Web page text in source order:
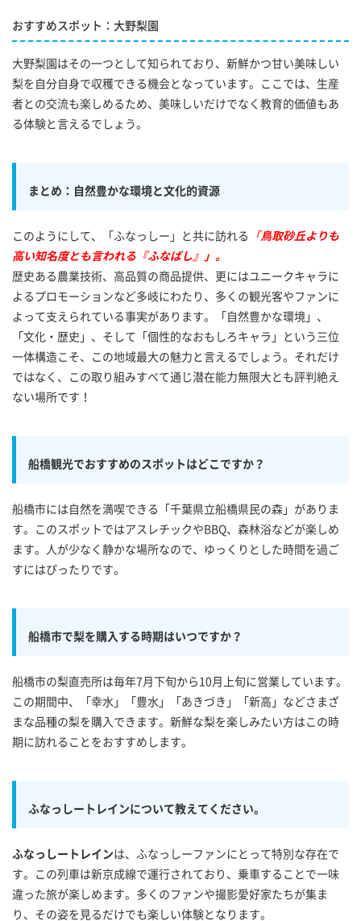
おすすめスポット：大野梨園
大野梨園はその一つとして知られており、新鮮かつ甘い美味しい
梨を自分自身で収穫できる機会となっています。ここでは、生産
者との交流も楽しめるため、美味しいだけでなく教育的価値もあ
る体験と言えるでしょう。
まとめ：自然豊かな環境と文化的資源
このようにして、「ふなっしー」と共に訪れる 「鳥取砂丘よりも
高い知名度とも言われる『ふなばし』」。
歴史ある農業技術、高品質の商品提供、更にはユニークキャラに
よるプロモーションなど多岐にわたり、多くの観光客やファンに
よって支えられている事実があります。「自然豊かな環境」、
「文化・歴史」、そして「個性的なおもしろキャラ」という三位
一体構造こそ、この地域最大の魅力と言えるでしょう。それだけ
ではなく、この取り組みすべて通じ潜在能力無限大とも評判絶え
ない場所です！
船橋観光でおすすめのスポットはどこですか？
船橋市には自然を満喫できる「千葉県立船橋県民の森」がありま
す。このスポットではアスレチックやBBQ、森林浴などが楽しめ
ます。人が少なく静かな場所なので、ゆっくりとした時間を過ご
すにはぴったりです。
船橋市で梨を購入する時期はいつですか？
船橋市の梨直売所は毎年7月下旬から10月上旬に営業しています。
この期間中、「幸水」「豊水」「あきづき」「新高」などさまざ
まな品種の梨を購入できます。新鮮な梨を楽しみたい方はこの時
期に訪れることをおすすめします。
ふなっしートレインについて教えてください。
ふなっしートレインは、ふなっしーファンにとって特別な存在で
す。この列車は新京成線で運行されており、乗車することで一味
違った旅が楽しめます。多くのファンや撮影愛好家たちが集ま
り、その姿を見るだけでも楽しい体験となります。